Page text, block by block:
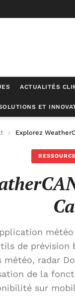
ACTUALITÉS
ET
Explorez
de prévision
radar
de la
sur